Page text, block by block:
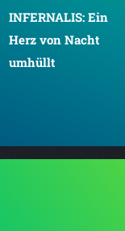
INFERNALIS: Ein
Herz von Nacht
umhüllt